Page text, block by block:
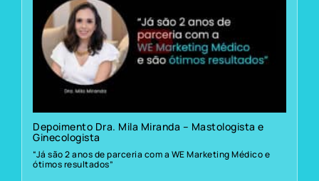
Depoimento Dra. Mila Miranda – Mastologista e
Ginecologista
“Já são 2 anos de parceria com a WE Marketing Médico e
ótimos resultados”